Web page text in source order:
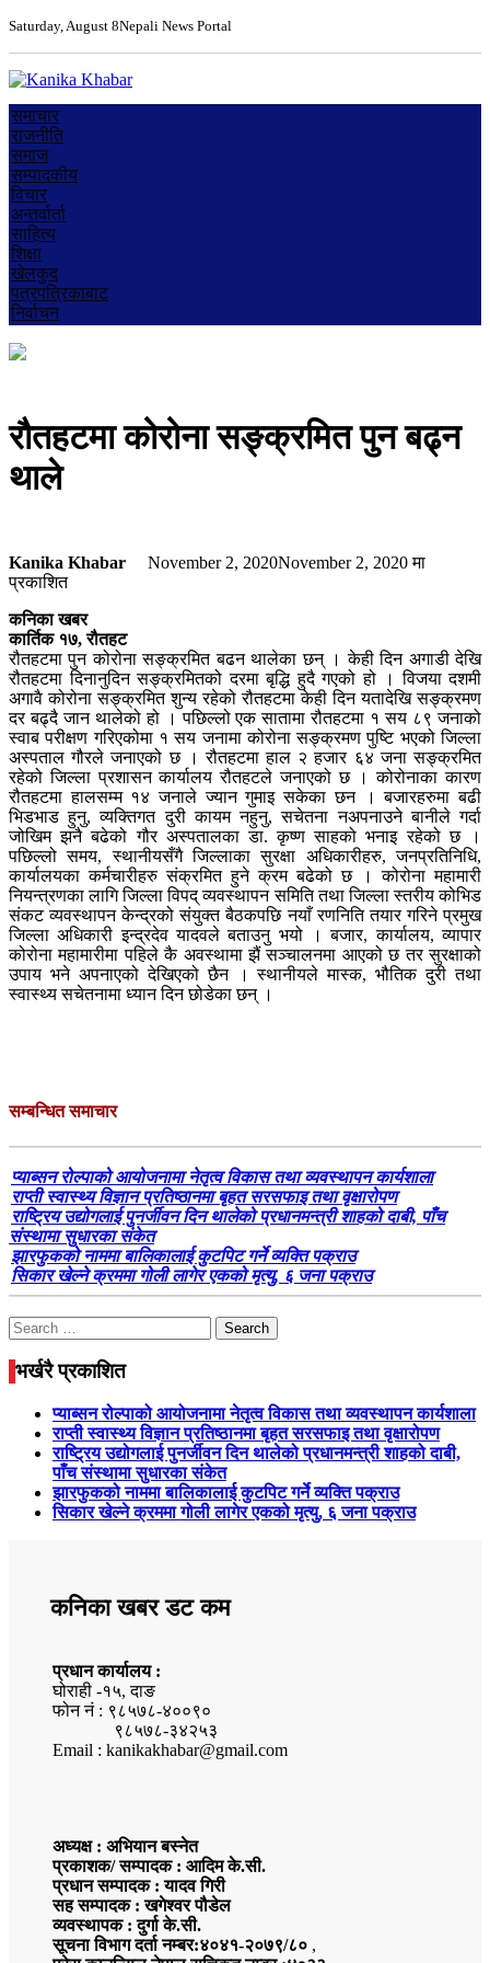
Saturday, August 8Nepali News Portal
समाचार
राजनीति
समाज
सम्पादकीय
विचार
अन्तर्वार्ता
साहित्य
शिक्षा
खेलकुद
पत्रपत्रिकाबाट
निर्वाचन
रौतहटमा कोरोना सङ्क्रमित पुन बढ्न
थाले
Kanika Khabar November 2, 2020November 2, 2020मा
प्रकाशित
कनिका खबर
कार्तिक १७, रौतहट
रौतहटमा पुन कोरोना सङ्क्रमित बढन थालेका छन् । केही दिन अगाडी देखि
रौतहटमा दिनानुदिन सङ्क्रमितको दरमा बृद्धि हुदै गएको हो । विजया दशमी
अगावै कोरोना सङ्क्रमित शुन्य रहेको रौतहटमा केही दिन यतादेखि सङ्क्रमण
दर बढ्दै जान थालेको हो । पछिल्लो एक सातामा रौतहटमा १ सय ८९ जनाको
स्वाब परीक्षण गरिएकोमा १ सय जनामा कोरोना सङ्क्रमण पुष्टि भएको जिल्ला
अस्पताल गौरले जनाएको छ । रौतहटमा हाल २ हजार ६४ जना सङ्क्रमित
रहेको जिल्ला प्रशासन कार्यालय रौतहटले जनाएको छ । कोरोनाका कारण
रौतहटमा हालसम्म १४ जनाले ज्यान गुमाइ सकेका छन । बजारहरुमा बढी
भिडभाड हुनु, व्यक्तिगत दुरी कायम नहुनु, सचेतना नअपनाउने बानीले गर्दा
जोखिम झनै बढेको गौर अस्पतालका डा. कृष्ण साहको भनाइ रहेको छ ।
पछिल्लो समय, स्थानीयसँगै जिल्लाका सुरक्षा अधिकारीहरु, जनप्रतिनिधि,
कार्यालयका कर्मचारीहरु संक्रमित हुने क्रम बढेको छ । कोरोना महामारी
नियन्त्रणका लागि जिल्ला विपद् व्यवस्थापन समिति तथा जिल्ला स्तरीय कोभिड
संकट व्यवस्थापन केन्द्रको संयुक्त बैठकपछि नयाँ रणनिति तयार गरिने प्रमुख
जिल्ला अधिकारी इन्द्रदेव यादवले बताउनु भयो । बजार, कार्यालय, व्यापार
कोरोना महामारीमा पहिले कै अवस्थामा झैं सञ्चालनमा आएको छ तर सुरक्षाको
उपाय भने अपनाएको देखिएको छैन । स्थानीयले मास्क, भौतिक दुरी तथा
स्वास्थ्य सचेतनामा ध्यान दिन छोडेका छन् ।
सम्बन्धित समाचार
प्याब्सन रोल्पाको आयोजनामा नेतृत्व विकास तथा व्यवस्थापन कार्यशाला
राप्ती स्वास्थ्य विज्ञान प्रतिष्ठानमा बृहत सरसफाइ तथा वृक्षारोपण
राष्ट्रिय उद्योगलाई पुनर्जीवन दिन थालेको प्रधानमन्त्री शाहको दाबी, पाँच
संस्थामा सुधारका संकेत
झारफुकको नाममा बालिकालाई कुटपिट गर्ने व्यक्ति पक्राउ
सिकार खेल्ने क्रममा गोली लागेर एकको मृत्यु, ६ जना पक्राउ
Search
for:
भर्खरै प्रकाशित
प्याब्सन रोल्पाको आयोजनामा नेतृत्व विकास तथा व्यवस्थापन कार्यशाला
राप्ती स्वास्थ्य विज्ञान प्रतिष्ठानमा बृहत सरसफाइ तथा वृक्षारोपण
राष्ट्रिय उद्योगलाई पुनर्जीवन दिन थालेको प्रधानमन्त्री शाहको दाबी,
पाँच संस्थामा सुधारका संकेत
झारफुकको नाममा बालिकालाई कुटपिट गर्ने व्यक्ति पक्राउ
सिकार खेल्ने क्रममा गोली लागेर एकको मृत्यु, ६ जना पक्राउ
कनिका खबर डट कम
प्रधान कार्यालय :
घोराही -१५, दाङ
फोन नं : ९८५७८-४००९०
९८५७८-३४२५३
Email : kanikakhabar@gmail.com
अध्यक्ष : अभियान बस्नेत
प्रकाशक/ सम्पादक : आदिम के.सी.
प्रधान सम्पादक : यादव गिरी
सह सम्पादक : खगेश्वर पौडेल
व्यवस्थापक : दुर्गा के.सी.
सूचना विभाग दर्ता नम्बर:४०४१-२०७९/८० ,